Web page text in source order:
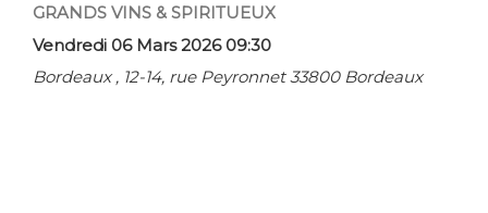
GRANDS VINS & SPIRITUEUX
Vendredi 06 Mars 2026 09:30
Bordeaux , 12-14, rue Peyronnet 33800 Bordeaux